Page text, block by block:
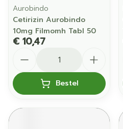
Aurobindo
Cetirizin Aurobindo
10mg Filmomh Tabl 50
€ 10,47
Bestel